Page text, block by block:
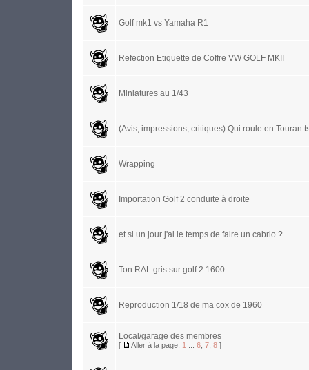
Golf mk1 vs Yamaha R1
Refection Etiquette de Coffre VW GOLF MKII
Miniatures au 1/43
(Avis, impressions, critiques) Qui roule en Touran
Wrapping
Importation Golf 2 conduite à droite
et si un jour j'ai le temps de faire un cabrio ?
Ton RAL gris sur golf 2 1600
Reproduction 1/18 de ma cox de 1960
Local/garage des membres
[ Aller à la page: 1 6 7 8 ]